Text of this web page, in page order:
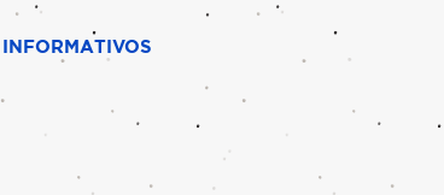
INFORMATIVOS